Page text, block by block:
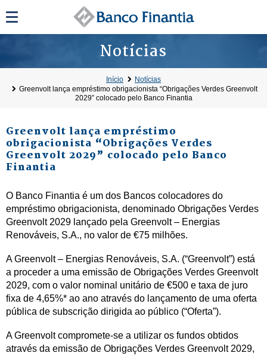
Notícias
Início
Notícias
Greenvolt lança empréstimo obrigacionista “Obrigações Verdes Greenvolt
2029” colocado pelo Banco Finantia
Greenvolt lança empréstimo
obrigacionista “Obrigações Verdes
Greenvolt 2029” colocado pelo Banco
Finantia
O Banco Finantia é um dos Bancos colocadores do
empréstimo obrigacionista, denominado Obrigações Verdes
Greenvolt 2029 lançado pela Greenvolt – Energias
Renováveis, S.A., no valor de €75 milhões.
A Greenvolt – Energias Renováveis, S.A. (“Greenvolt”) está
a proceder a uma emissão de Obrigações Verdes Greenvolt
2029, com o valor nominal unitário de €500 e taxa de juro
fixa de 4,65%* ao ano através do lançamento de uma oferta
pública de subscrição dirigida ao público (“Oferta”).
A Greenvolt compromete-se a utilizar os fundos obtidos
através da emissão de Obrigações Verdes Greenvolt 2029,